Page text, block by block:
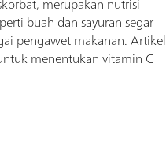
buah dan sayuran segar
pengawet makanan. Artikel
menentukan vitamin C